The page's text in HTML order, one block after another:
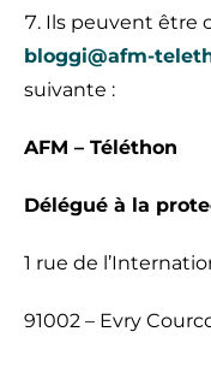
Ils peuvent être
bloggi@afm-
suivante :
AFM – Téléthon
Délégué à la
1 rue de
91002 – Evry